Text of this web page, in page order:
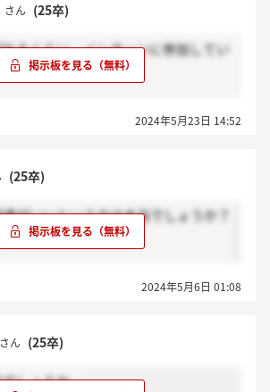
さん (25卒)
るくらい、インターンに参加してい
た。
2024年5月23日 14:52
(25卒)
がいいというのは本当でしょうか？
2024年5月6日 01:08
さん (25卒)
しょうか。